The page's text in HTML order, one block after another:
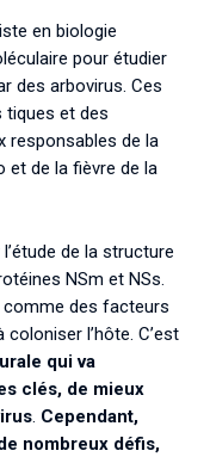
en biologie
pour étudier
des arbovirus. Ces
tiques et des
responsables de la
et de la fièvre de la
de la structure
NSm et NSs.
des facteurs
l’hôte. C’est
qui va
clés, de mieux
. Cependant,
nombreux défis,